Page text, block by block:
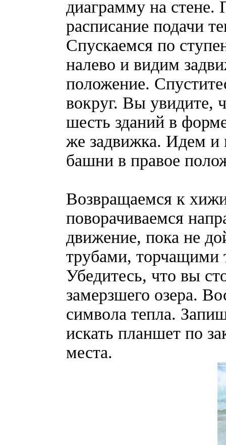
диаграмму на стене.
расписание подачи
Спускаемся по
налево и видим
положение.
вокруг. Вы увидите,
шесть зданий в
же задвижка. Идем и
башни в правое
Возвращаемся к
поворачиваемся
движение, пока не
трубами, торчащими
Убедитесь, что вы
замерзшего озера.
символа тепла.
искать планшет по
места.